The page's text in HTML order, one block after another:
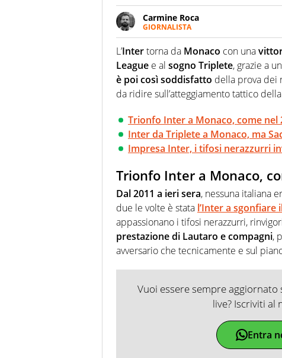
Carmine Roca
GIORNALISTA
Giornalista pubblicista,
particolare predilezione per i
L’Intertorna da Monaco con una
League e al sogno Triplete, grazie a un
è poi così soddisfatto della prova dei
da ridire sull’atteggiamento tattico
Trionfo Inter a Monaco, come nel
Inter da Triplete a Monaco, ma
Impresa Inter, i tifosi nerazzurri
Trionfo Inter a Monaco,
Dal 2011 a ieri sera, nessuna italiana
due le volte è stata l’Inter a sgonfiare
appassionano i tifosi nerazzurri,
prestazione di Lautaro e compagni,
avversario che tecnicamente e sul
Vuoi essere sempre
live? Iscriviti al
Entra